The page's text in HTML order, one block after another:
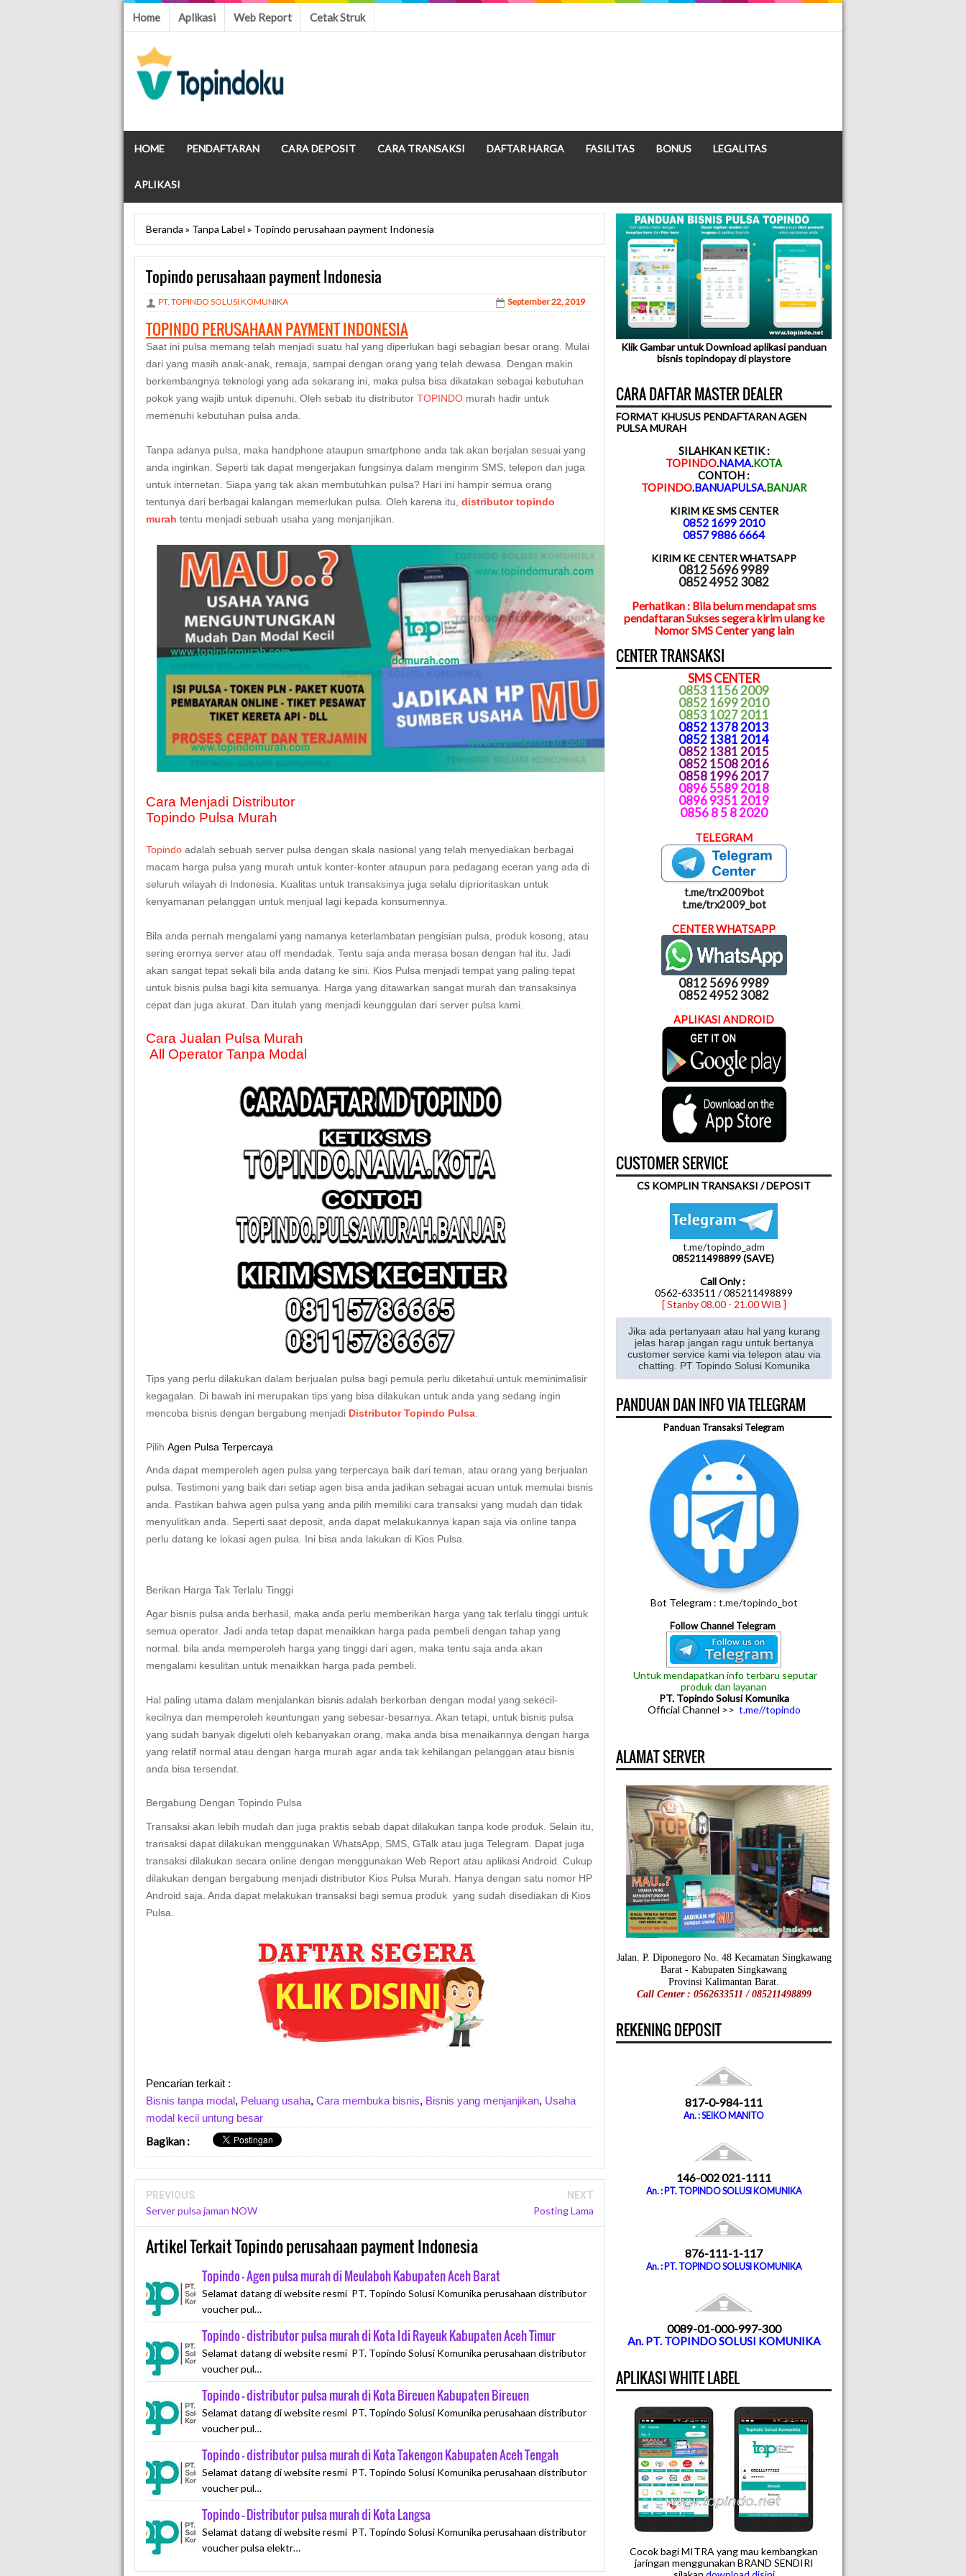
Home Aplikasi Web Report Cetak Struk
HOME PENDAFTARAN CARA DEPOSIT CARA TRANSAKSI DAFTAR HARGA FASILITAS BONUS LEGALITAS
APLIKASI
Beranda » Tanpa Label » Topindo perusahaan payment Indonesia
Topindo perusahaan payment Indonesia
PT. TOPINDO SOLUSI KOMUNIKA September 22, 2019
TOPINDO PERUSAHAAN PAYMENT INDONESIA
Saat ini pulsa memang telah menjadi suatu hal yang diperlukan bagi sebagian besar orang. Mulai
dari yang masih anak-anak, remaja, sampai dengan orang yang telah dewasa. Dengan makin
berkembangnya teknologi yang ada sekarang ini, maka pulsa bisa dikatakan sebagai kebutuhan
pokok yang wajib untuk dipenuhi. Oleh sebab itu distributor TOPINDO murah hadir untuk
memenuhi kebutuhan pulsa anda.
Tanpa adanya pulsa, maka handphone ataupun smartphone anda tak akan berjalan sesuai yang
anda inginkan. Seperti tak dapat mengerjakan fungsinya dalam mengirim SMS, telepon dan juga
untuk internetan. Siapa yang tak akan membutuhkan pulsa? Hari ini hampir semua orang
tentunya dari berbagai kalangan memerlukan pulsa. Oleh karena itu, distributor topindo
murah tentu menjadi sebuah usaha yang menjanjikan.
Cara Menjadi Distributor
Topindo Pulsa Murah
Topindo adalah sebuah server pulsa dengan skala nasional yang telah menyediakan berbagai
macam harga pulsa yang murah untuk konter-konter ataupun para pedagang eceran yang ada di
seluruh wilayah di Indonesia. Kualitas untuk transaksinya juga selalu diprioritaskan untuk
kenyamanan pelanggan untuk menjual lagi kepada konsumennya.
Bila anda pernah mengalami yang namanya keterlambatan pengisian pulsa, produk kosong, atau
sering erornya server atau off mendadak. Tentu saja anda merasa bosan dengan hal itu. Jadi
akan sangat tepat sekali bila anda datang ke sini. Kios Pulsa menjadi tempat yang paling tepat
untuk bisnis pulsa bagi kita semuanya. Harga yang ditawarkan sangat murah dan transaksinya
cepat dan juga akurat. Dan itulah yang menjadi keunggulan dari server pulsa kami.
Cara Jualan Pulsa Murah
All Operator Tanpa Modal
Tips yang perlu dilakukan dalam berjualan pulsa bagi pemula perlu diketahui untuk meminimalisir
kegagalan. Di bawah ini merupakan tips yang bisa dilakukan untuk anda yang sedang ingin
mencoba bisnis dengan bergabung menjadi Distributor Topindo Pulsa
Pilih Agen Pulsa Terpercaya
Anda dapat memperoleh agen pulsa yang terpercaya baik dari teman, atau orang yang berjualan
pulsa. Testimoni yang baik dari setiap agen bisa anda jadikan sebagai acuan untuk memulai bisnis
anda. Pastikan bahwa agen pulsa yang anda pilih memiliki cara transaksi yang mudah dan tidak
menyulitkan anda. Seperti saat deposit, anda dapat melakukannya kapan saja via online tanpa
perlu datang ke lokasi agen pulsa. Ini bisa anda lakukan di Kios Pulsa.
Berikan Harga Tak Terlalu Tinggi
Agar bisnis pulsa anda berhasil, maka anda perlu memberikan harga yang tak terlalu tinggi untuk
semua operator. Jadi anda tetap dapat menaikkan harga pada pembeli dengan tahap yang
normal. bila anda memperoleh harga yang tinggi dari agen, maka tentu saja anda akan
mengalami kesulitan untuk menaikkan harga pada pembeli.
Hal paling utama dalam menjalankan bisnis adalah berkorban dengan modal yang sekecil-
kecilnya dan memperoleh keuntungan yang sebesar-besarnya. Akan tetapi, untuk bisnis pulsa
yang sudah banyak digeluti oleh kebanyakan orang, maka anda bisa menaikannya dengan harga
yang relatif normal atau dengan harga murah agar anda tak kehilangan pelanggan atau bisnis
anda bisa tersendat.
Bergabung Dengan Topindo Pulsa
Transaksi akan lebih mudah dan juga praktis sebab dapat dilakukan tanpa kode produk. Selain itu,
transaksi dapat dilakukan menggunakan WhatsApp, SMS, GTalk atau juga Telegram. Dapat juga
transaksi dilakukan secara online dengan menggunakan Web Report atau aplikasi Android. Cukup
dilakukan dengan bergabung menjadi distributor Kios Pulsa Murah. Hanya dengan satu nomor HP
Android saja. Anda dapat melakukan transaksi bagi semua produk yang sudah disediakan di Kios
Pulsa.
Pencarian terkait :
Bisnis tanpa modal, Peluang usaha, Cara membuka bisnis, Bisnis yang menjanjikan, Usaha
modal kecil untung besar
Bagikan :
PREVIOUS
Server pulsa jaman NOW
NEXT
Posting Lama
Artikel Terkait Topindo perusahaan payment Indonesia
Topindo - Agen pulsa murah di Meulaboh Kabupaten Aceh Barat
Selamat datang di website resmi PT. Topindo Solusi Komunika perusahaan distributor
voucher pul…
Topindo - distributor pulsa murah di Kota Idi Rayeuk Kabupaten Aceh Timur
Selamat datang di website resmi PT. Topindo Solusi Komunika perusahaan distributor
voucher pul…
Topindo - distributor pulsa murah di Kota Bireuen Kabupaten Bireuen
Selamat datang di website resmi PT. Topindo Solusi Komunika perusahaan distributor
voucher pul…
Topindo - distributor pulsa murah di Kota Takengon Kabupaten Aceh Tengah
Selamat datang di website resmi PT. Topindo Solusi Komunika perusahaan distributor
voucher pul…
Topindo - Distributor pulsa murah di Kota Langsa
Selamat datang di website resmi PT. Topindo Solusi Komunika perusahaan distributor
voucher pulsa elektr…
Klik Gambar untuk Download aplikasi panduan
bisnis topindopay di playstore
CARA DAFTAR MASTER DEALER
FORMAT KHUSUS PENDAFTARAN AGEN
PULSA MURAH
SILAHKAN KETIK :
TOPINDO.NAMA.KOTA
CONTOH :
TOPINDO.BANUAPULSA.BANJAR
KIRIM KE SMS CENTER
0852 1699 2010
0857 9886 6664
KIRIM KE CENTER WHATSAPP
0812 5696 9989
0852 4952 3082
Perhatikan : Bila belum mendapat sms
pendaftaran Sukses segera kirim ulang ke
Nomor SMS Center yang lain
CENTER TRANSAKSI
SMS CENTER
0853 1156 2009
0852 1699 2010
0853 1027 2011
0852 1378 2013
0852 1381 2014
0852 1381 2015
0852 1508 2016
0858 1996 2017
0896 5589 2018
0896 9351 2019
0856 8 5 8 2020
TELEGRAM
t.me/trx2009bot
t.me/trx2009_bot
CENTER WHATSAPP
0812 5696 9989
0852 4952 3082
APLIKASI ANDROID
CUSTOMER SERVICE
CS KOMPLIN TRANSAKSI / DEPOSIT
t.me/topindo_adm
085211498899 (SAVE)
Call Only :
0562-633511 / 085211498899
[ Stanby 08.00 - 21.00 WIB ]
Jika ada pertanyaan atau hal yang kurang
jelas harap jangan ragu untuk bertanya
customer service kami via telepon atau via
chatting. PT Topindo Solusi Komunika
PANDUAN DAN INFO VIA TELEGRAM
Panduan Transaksi Telegram
Bot Telegram : t.me/topindo_bot
Follow Channel Telegram
Untuk mendapatkan info terbaru seputar
produk dan layanan
PT. Topindo Solusi Komunika
Official Channel >> t.me//topindo
ALAMAT SERVER
Jalan. P. Diponegoro No. 48 Kecamatan Singkawang
Barat - Kabupaten Singkawang
Provinsi Kalimantan Barat.
Call Center : 0562633511 / 085211498899
REKENING DEPOSIT
817-0-984-111
An. : SEIKO MANITO
146-002 021-1111
An. : PT. TOPINDO SOLUSI KOMUNIKA
876-111-1-117
An. : PT. TOPINDO SOLUSI KOMUNIKA
0089-01-000-997-300
An. PT. TOPINDO SOLUSI KOMUNIKA
APLIKASI WHITE LABEL
Cocok bagi MITRA yang mau kembangkan
jaringan menggunakan BRAND SENDIRI